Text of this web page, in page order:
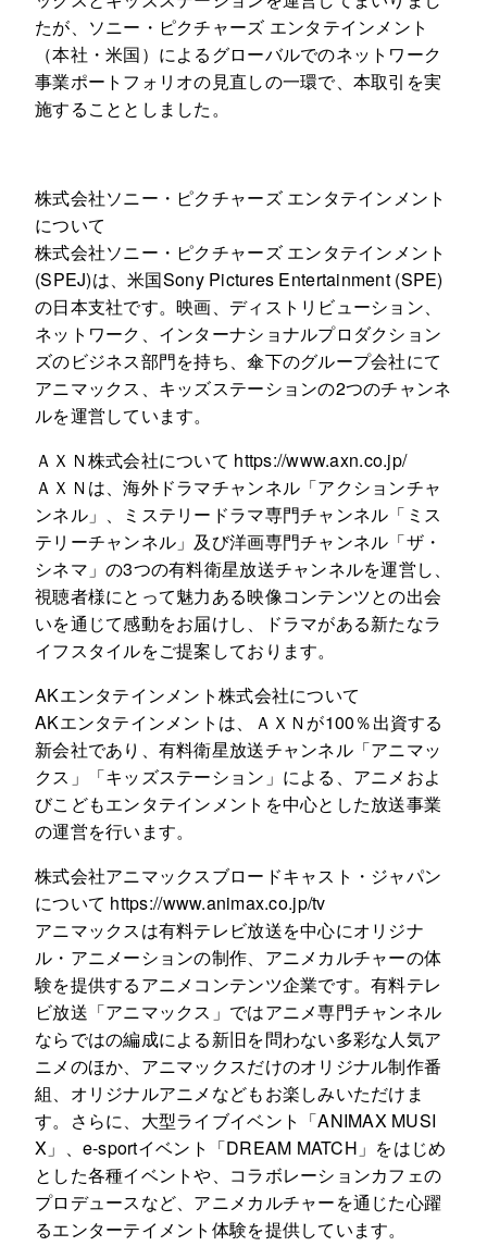
たが、ソニー・ピクチャーズ エンタテインメント
（本社・米国）によるグローバルでのネットワーク
事業ポートフォリオの見直しの一環で、本取引を実
施することとしました。
株式会社ソニー・ピクチャーズ エンタテインメント
について
株式会社ソニー・ピクチャーズ エンタテインメント
(SPEJ)は、米国Sony Pictures Entertainment (SPE)
の日本支社です。映画、ディストリビューション、
ネットワーク、インターナショナルプロダクション
ズのビジネス部門を持ち、傘下のグループ会社にて
アニマックス、キッズステーションの2つのチャンネ
ルを運営しています。
ＡＸＮ株式会社について https://www.axn.co.jp/
ＡＸＮは、海外ドラマチャンネル「アクションチャ
ンネル」、ミステリードラマ専門チャンネル「ミス
テリーチャンネル」及び洋画専門チャンネル「ザ・
シネマ」の3つの有料衛星放送チャンネルを運営し、
視聴者様にとって魅力ある映像コンテンツとの出会
いを通じて感動をお届けし、ドラマがある新たなラ
イフスタイルをご提案しております。
AKエンタテインメント株式会社について
AKエンタテインメントは、ＡＸＮが100％出資する
新会社であり、有料衛星放送チャンネル「アニマッ
クス」「キッズステーション」による、アニメおよ
びこどもエンタテインメントを中心とした放送事業
の運営を行います。
株式会社アニマックスブロードキャスト・ジャパン
について https://www.animax.co.jp/tv
アニマックスは有料テレビ放送を中心にオリジナ
ル・アニメーションの制作、アニメカルチャーの体
験を提供するアニメコンテンツ企業です。有料テレ
ビ放送「アニマックス」ではアニメ専門チャンネル
ならではの編成による新旧を問わない多彩な人気ア
ニメのほか、アニマックスだけのオリジナル制作番
組、オリジナルアニメなどもお楽しみいただけま
す。さらに、大型ライブイベント「ANIMAX MUSI
X」、e-sportイベント「DREAM MATCH」をはじめ
とした各種イベントや、コラボレーションカフェの
プロデュースなど、アニメカルチャーを通じた心躍
るエンターテイメント体験を提供しています。